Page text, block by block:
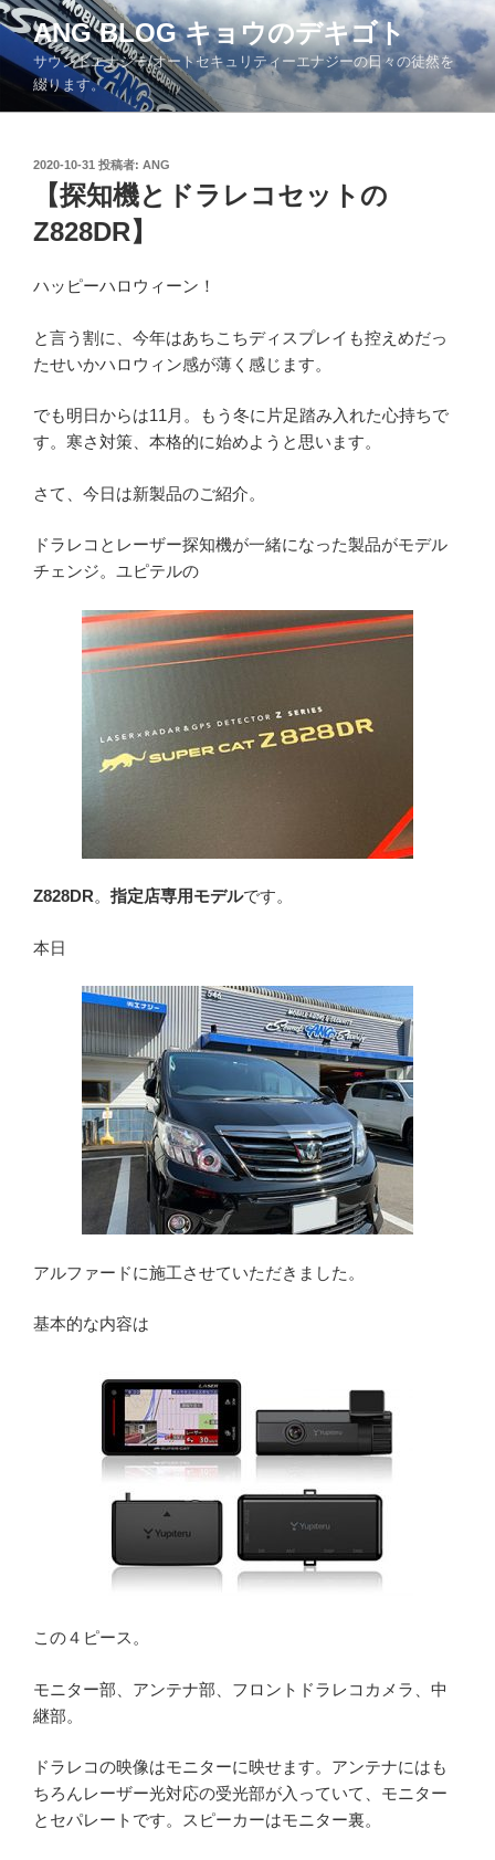
コ
ン
テ
ツ
ANG BLOG キョウのデキゴト
サウンドエナジー/オートセキュリティーエナジーの日々の徒然を
綴ります。
投
2020-10-31 投稿者: ANG
【探知機とドラレコセットの
Z828DR】
ハッピーハロウィーン！
と言う割に、今年はあちこちディスプレイも控えめだっ
たせいかハロウィン感が薄く感じます。
でも明日からは11月。もう冬に片足踏み入れた心持ちで
す。寒さ対策、本格的に始めようと思います。
さて、今日は新製品のご紹介。
ドラレコとレーザー探知機が一緒になった製品がモデル
チェンジ。ユピテルの
Z828DR。 指定店専用モデルです。
本日
アルファードに施工させていただきました。
基本的な内容は
この４ピース。
モニター部、アンテナ部、フロントドラレコカメラ、中
継部。
ドラレコの映像はモニターに映せます。アンテナにはも
ちろんレーザー光対応の受光部が入っていて、モニター
とセパレートです。スピーカーはモニター裏。